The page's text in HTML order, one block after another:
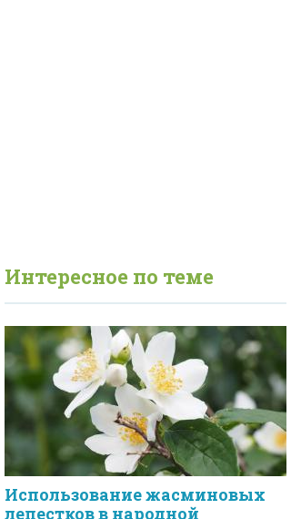
Интересное по теме
Использование жасминовых
лепестков в народной